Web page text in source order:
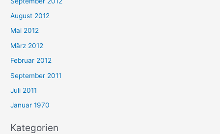
August 2012
Mai 2012
März 2012
Februar 2012
September 2011
Juli 2011
Januar 1970
Kategorien